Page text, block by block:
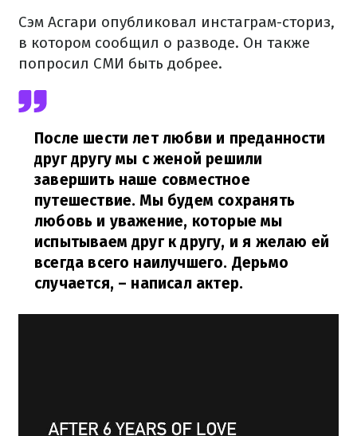
Сэм Асгари опубликовал инстаграм-сториз,
в котором сообщил о разводе. Он также
попросил СМИ быть добрее.
После шести лет любви и преданности
друг другу мы с женой решили
завершить наше совместное
путешествие. Мы будем сохранять
любовь и уважение, которые мы
испытываем друг к другу, и я желаю ей
всегда всего наилучшего. Дерьмо
случается, – написал актер.